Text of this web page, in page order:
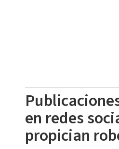
en redes
propician